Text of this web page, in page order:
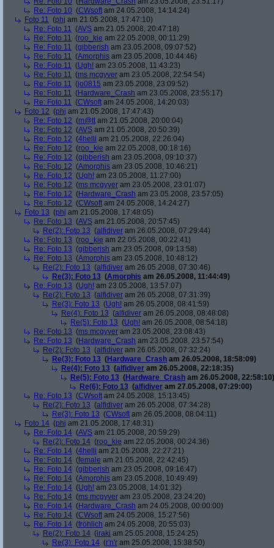
Re: Foto 10 (CWsoft am 24.05.2008, 14:14:24)
Foto 11 (phj am 21.05.2008, 17:47:10)
Re: Foto 11 (AVS am 21.05.2008, 20:47:18)
Re: Foto 11 (roo_kie am 22.05.2008, 00:11:29)
Re: Foto 11 (gibberish am 23.05.2008, 09:07:52)
Re: Foto 11 (Amorphis am 23.05.2008, 10:44:46)
Re: Foto 11 (Ugh! am 23.05.2008, 11:43:23)
Re: Foto 11 (ms mcgyver am 23.05.2008, 22:54:54)
Re: Foto 11 (jo0815 am 23.05.2008, 23:09:52)
Re: Foto 11 (Hardware_Crash am 23.05.2008, 23:55:17)
Re: Foto 11 (CWsoft am 24.05.2008, 14:20:03)
Foto 12 (phj am 21.05.2008, 17:47:43)
Re: Foto 12 (m@tt am 21.05.2008, 20:00:04)
Re: Foto 12 (AVS am 21.05.2008, 20:50:39)
Re: Foto 12 (4helli am 21.05.2008, 22:26:04)
Re: Foto 12 (roo_kie am 22.05.2008, 00:18:16)
Re: Foto 12 (gibberish am 23.05.2008, 09:10:37)
Re: Foto 12 (Amorphis am 23.05.2008, 10:46:21)
Re: Foto 12 (Ugh! am 23.05.2008, 11:27:00)
Re: Foto 12 (ms mcgyver am 23.05.2008, 23:01:07)
Re: Foto 12 (Hardware_Crash am 23.05.2008, 23:57:05)
Re: Foto 12 (CWsoft am 24.05.2008, 14:24:27)
Foto 13 (phj am 21.05.2008, 17:48:05)
Re: Foto 13 (AVS am 21.05.2008, 20:57:45)
Re(2): Foto 13 (alfidiver am 26.05.2008, 07:29:44)
Re: Foto 13 (roo_kie am 22.05.2008, 00:22:41)
Re: Foto 13 (gibberish am 23.05.2008, 09:13:58)
Re: Foto 13 (Amorphis am 23.05.2008, 10:48:12)
Re(2): Foto 13 (alfidiver am 26.05.2008, 07:30:46)
Re(3): Foto 13 (Amorphis am 26.05.2008, 11:44:49)
Re: Foto 13 (Ugh! am 23.05.2008, 13:57:07)
Re(2): Foto 13 (alfidiver am 26.05.2008, 07:31:39)
Re(3): Foto 13 (Ugh! am 26.05.2008, 08:41:59)
Re(4): Foto 13 (alfidiver am 26.05.2008, 08:48:08)
Re(5): Foto 13 (Ugh! am 26.05.2008, 08:54:18)
Re: Foto 13 (ms mcgyver am 23.05.2008, 23:08:43)
Re: Foto 13 (Hardware_Crash am 23.05.2008, 23:57:54)
Re(2): Foto 13 (alfidiver am 26.05.2008, 07:32:24)
Re(3): Foto 13 (Hardware_Crash am 26.05.2008, 18:58:09)
Re(4): Foto 13 (alfidiver am 26.05.2008, 22:18:35)
Re(5): Foto 13 (Hardware_Crash am 26.05.2008, 22:58:10)
Re(6): Foto 13 (alfidiver am 27.05.2008, 07:29:00)
Re: Foto 13 (CWsoft am 24.05.2008, 15:13:45)
Re(2): Foto 13 (alfidiver am 26.05.2008, 07:34:28)
Re(3): Foto 13 (CWsoft am 26.05.2008, 08:04:11)
Foto 14 (phj am 21.05.2008, 17:48:31)
Re: Foto 14 (AVS am 21.05.2008, 20:59:29)
Re(2): Foto 14 (roo_kie am 22.05.2008, 00:24:36)
Re: Foto 14 (4helli am 21.05.2008, 22:27:21)
Re: Foto 14 (female am 21.05.2008, 22:42:45)
Re: Foto 14 (gibberish am 23.05.2008, 09:16:47)
Re: Foto 14 (Amorphis am 23.05.2008, 10:49:49)
Re: Foto 14 (Ugh! am 23.05.2008, 14:01:32)
Re: Foto 14 (ms mcgyver am 23.05.2008, 23:24:20)
Re: Foto 14 (Hardware_Crash am 24.05.2008, 00:00:00)
Re: Foto 14 (CWsoft am 24.05.2008, 15:27:56)
Re: Foto 14 (fröhlich am 24.05.2008, 20:55:03)
Re(2): Foto 14 (iraki am 25.05.2008, 15:24:25)
Re(3): Foto 14 (r'n'r am 25.05.2008, 15:38:50)